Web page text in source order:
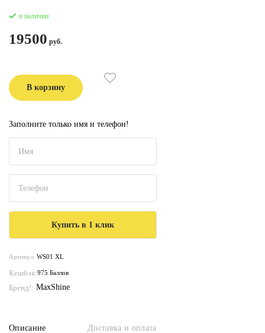
в наличии
19500
В корзину
Заполните только имя и телефон!
Артикул: WS01 XL
Кешбэк:975 Баллов
Бренд!: MaxShine
Описание Доставка и оплата